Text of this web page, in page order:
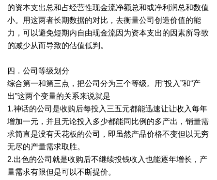
的资本支出总和占经营性现金流净额总和或净利润总和数值
小。用这两者长期数据的对比，去衡量公司创造价值的能
力，可以避免短期内自由现金流因为资本支出的因素所导致
的减少从而导致的估值低判。
四．公司等级划分
综合第一和第三点，把公司分为三个等级。用“投入”和“产
出”这两个变量的关系来说就是
1.神话的公司是收购后每投入三五元都能迅速让让收入每年
增加一元，并且无论投入多少都能同比例的多产出，销量需
求简直是没有天花板的公司，即虽然产品价格不变但以无穷
无尽的产量需求取胜。
2.出色的公司就是收购后不继续投钱收入也能逐年增长，产
量需求有限但是可以不断提价。